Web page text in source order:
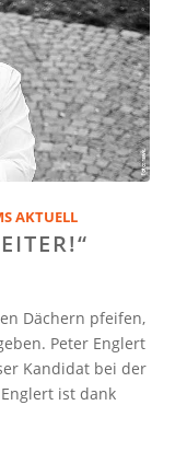
AKTUELL
Dächern pfeifen,
Peter Englert
Kandidat bei der
ist dank